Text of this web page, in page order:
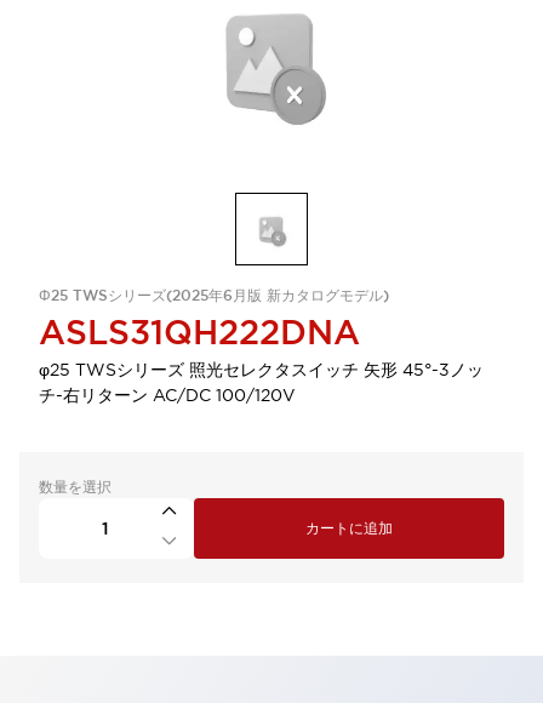
Φ25 TWSシリーズ(2025年6月版 新カタログモデル)
ASLS31QH222DNA
φ25 TWSシリーズ 照光セレクタスイッチ 矢形 45°-3ノッ
チ-右リターン AC/DC 100/120V
数量を選択
カートに追加